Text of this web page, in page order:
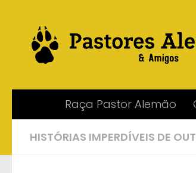
Raça Pastor Alemão
HISTÓRIAS IMPERDÍVEIS DE